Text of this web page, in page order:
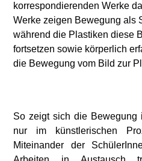
korrespondierenden Werke
Werke zeigen Bewegung als
während die Plastiken diese
fortsetzen sowie körperlich
die Bewegung vom Bild zur
So zeigt sich die Bewegung
nur im künstlerischen
Miteinander der